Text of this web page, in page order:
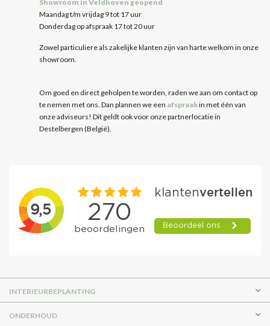
Showroom in Veldhoven geopend
Maandag t/m vrijdag 9 tot 17 uur
Donderdag op afspraak 17 tot 20 uur
Zowel particuliere als zakelijke klanten zijn van harte welkom in onze
showroom.
Om goed en direct geholpen te worden, raden we aan om contact op
te nemen met ons. Dan plannen we een afspraakin met één van
onze adviseurs! Dit geldt ook voor onze partnerlocatie in
Destelbergen (België).
INTERIEURBEPLANTING
ONDERHOUD